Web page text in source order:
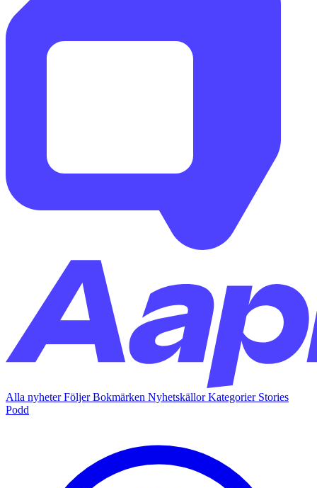
Alla nyheterFöljerBokmärken NyhetskällorKategorier Stories
Podd